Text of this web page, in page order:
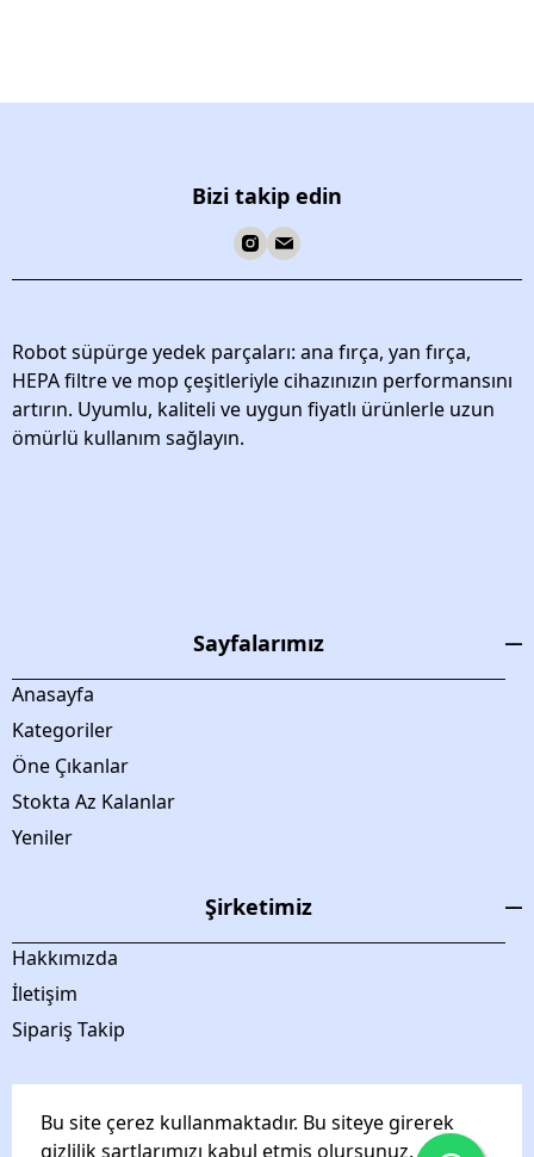
Bu site çerez kullanmaktadır. Bu siteye girerek
gizlilik şartlarımızı kabul etmiş olursunuz.
Bizi takip edin
Robot süpürge yedek parçaları: ana fırça, yan fırça,
HEPA filtre ve mop çeşitleriyle cihazınızın performansını
artırın. Uyumlu, kaliteli ve uygun fiyatlı ürünlerle uzun
ömürlü kullanım sağlayın.
Sayfalarımız
Anasayfa
Kategoriler
Öne Çıkanlar
Stokta Az Kalanlar
Yeniler
Şirketimiz
Hakkımızda
İletişim
Sipariş Takip